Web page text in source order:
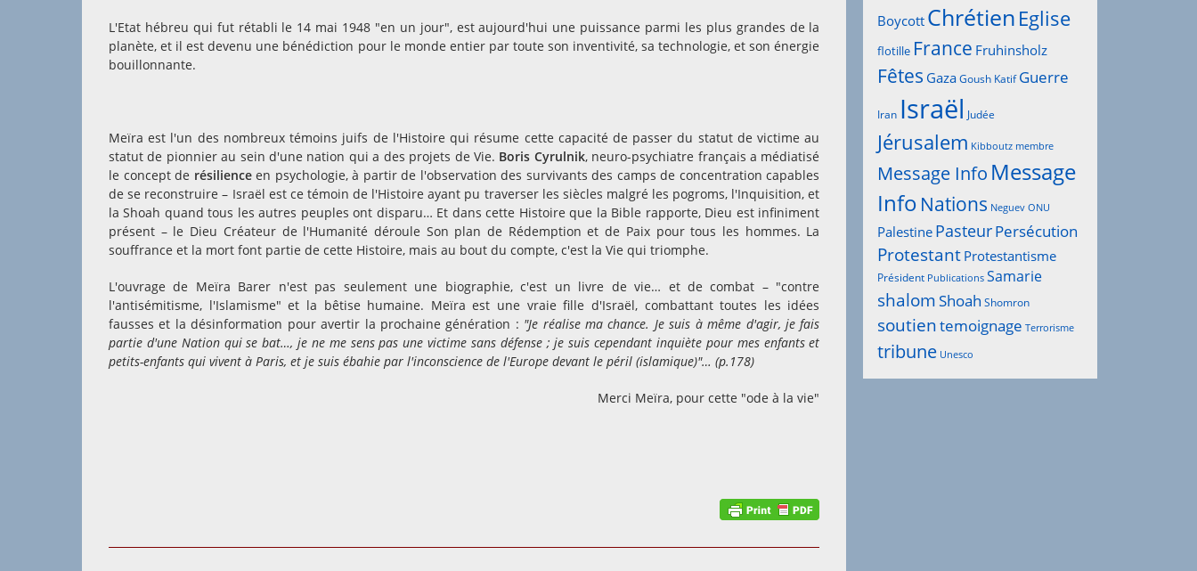
L'Etat hébreu qui fut rétabli le 14 mai 1948 "en un jour", est aujourd'hui une puissance parmi les plus grandes de la
planète, et il est devenu une bénédiction pour le monde entier par toute son inventivité, sa technologie, et son énergie
bouillonnante.
Meïra est l'un des nombreux témoins juifs de l'Histoire qui résume cette capacité de passer du statut de victime au
statut de pionnier au sein d'une nation qui a des projets de Vie. Boris Cyrulnik, neuro-psychiatre français a médiatisé
le concept de résilienceen psychologie, à partir de l'observation des survivants des camps de concentration capables
de se reconstruire – Israël est ce témoin de l'Histoire ayant pu traverser les siècles malgré les pogroms, l'Inquisition, et
la Shoah quand tous les autres peuples ont disparu… Et dans cette Histoire que la Bible rapporte, Dieu est infiniment
présent – le Dieu Créateur de l'Humanité déroule Son plan de Rédemption et de Paix pour tous les hommes. La
souffrance et la mort font partie de cette Histoire, mais au bout du compte, c'est la Vie qui triomphe.
L'ouvrage de Meïra Barer n'est pas seulement une biographie, c'est un livre de vie… et de combat – "contre
l'antisémitisme, l'Islamisme" et la bêtise humaine. Meïra est une vraie fille d'Israël, combattant toutes les idées
fausses et la désinformation pour avertir la prochaine génération : "Je réalise ma chance. Je suis à même d'agir, je fais
partie d'une Nation qui se bat…, je ne me sens pas une victime sans défense ; je suis cependant inquiète pour mes enfants et
petits-enfants qui vivent à Paris, et je suis ébahie par l'inconscience de l'Europe devant le péril (islamique)"… (p.178)
Merci Meïra, pour cette "ode à la vie"
Boycott Chrétien Eglise
flotille France Fruhinsholz
Fêtes GazaGoush Katif Guerre
Iran Israël Judée
Jérusalem Kibboutz membre
Message Info Message
Info Nations Neguev ONU
Palestine PasteurPersécution
Protestant Protestantisme
Président Publications Samarie
shalomShoah Shomron
soutientemoignage Terrorisme
tribune Unesco